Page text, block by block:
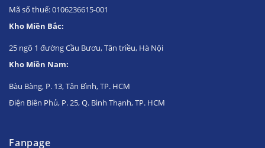
Mã số thuế: 0106236615-001
Kho Miền Bắc:
25 ngõ 1 đường Cầu Bươu, Tân triều, Hà Nội
Kho Miền Nam:
Bàu Bàng, P. 13, Tân Bình, TP. HCM
Điện Biên Phủ, P. 25, Q. Bình Thạnh, TP. HCM
Fanpage